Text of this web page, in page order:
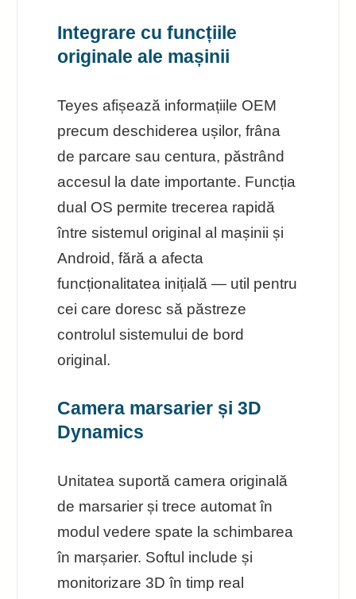
Integrare cu funcțiile
originale ale mașinii
Teyes afișează informațiile OEM
precum deschiderea ușilor, frâna
de parcare sau centura, păstrând
accesul la date importante. Funcția
dual OS permite trecerea rapidă
între sistemul original al mașinii și
Android, fără a afecta
funcționalitatea inițială — util pentru
cei care doresc să păstreze
controlul sistemului de bord
original.
Camera marsarier și 3D
Dynamics
Unitatea suportă camera originală
de marsarier și trece automat în
modul vedere spate la schimbarea
în marșarier. Softul include și
monitorizare 3D în timp real